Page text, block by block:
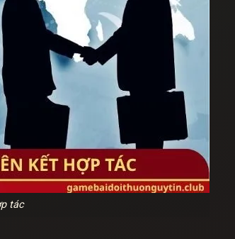
tác